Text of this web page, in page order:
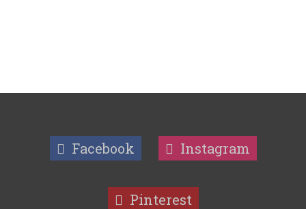
Facebook Instagram
Pinterest